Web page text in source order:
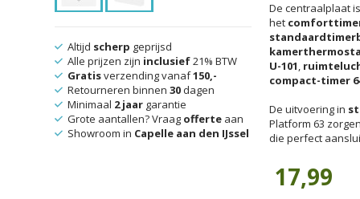
De centraalplaat
het
U-101,
compact-timer
De uitvoering in
Platform 63
die perfect
17,99
Altijd scherp geprijsd
Alle prijzen zijn inclusief21% BTW
Gratisverzending vanaf150,-
Retourneren binnen 30dagen
Minimaal 2 jaargarantie
Grote aantallen? Vraag offerteaan
Showroom in Capelle aan den IJssel